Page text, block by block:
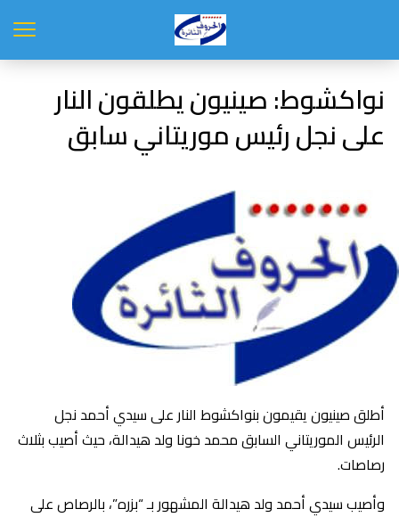
نواكشوط: صينيون يطلقون النار
على نجل رئيس موريتاني سابق
أطلق صينيون يقيمون بنواكشوط النار على سيدي أحمد نجل
الرئيس الموريتاني السابق محمد خونا ولد هيدالة، حيث أصيب بثلاث
رصاصات.
وأصيب سيدي أحمد ولد هيدالة المشهور بـ “بزره”، بالرصاص على